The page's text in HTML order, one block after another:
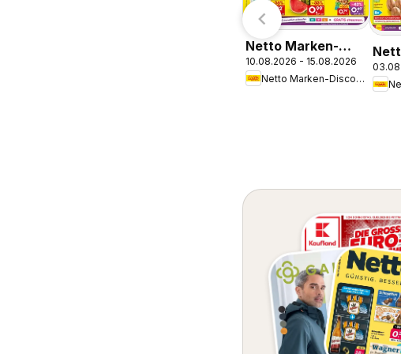
Netto Marken-
Discount Prospekt
Mannheim
10.08.2026 - 15.08.2026
Netto Marken-Discount